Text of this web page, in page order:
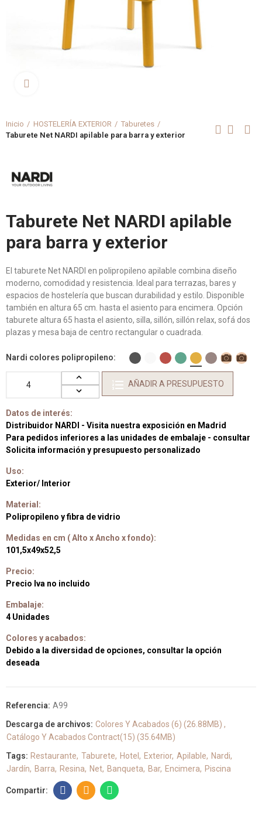
Inicio HOSTELERÍA EXTERIOR
Taburetes
Taburete Net NARDI apilable para barra y exterior
Taburete Net NARDI apilable
para barra y exterior
El taburete Net NARDI en polipropileno apilable combina diseño
moderno, comodidad y resistencia. Ideal para terrazas, bares y
espacios de hostelería que buscan durabilidad y estilo. Disponible
también en altura 65 cm. hasta el asiento para encimera. Opción
taburete altura 65 hasta el asiento, silla, sillón, sillón relax, sofá dos
plazas y mesa baja de centro rectangular o cuadrada.
Nardi colores polipropileno
AÑADIR A PRESUPUESTO
Datos de interés:
Distribuidor NARDI - Visita nuestra exposición en Madrid
Para pedidos inferiores a las unidades de embalaje - consultar
Solicita información y presupuesto personalizado
Uso:
Exterior/ Interior
Material:
Polipropileno y fibra de vidrio
Medidas en cm ( Alto x Ancho x fondo):
101,5x49x52,5
Precio:
Precio Iva no incluido
Embalaje:
4 Unidades
Colores y acabados:
Debido a la diversidad de opciones, consultar la opción
deseada
Referencia: A99
Descarga de archivos: Colores Y Acabados (6) (26.88MB)
Catálogo Y Acabados Contract(15) (35.64MB)
Tags: Restaurante Taburete Hotel Exterior Apilable
Nardi
Jardín
Barra Resina Net Banqueta Bar Encimera Piscina